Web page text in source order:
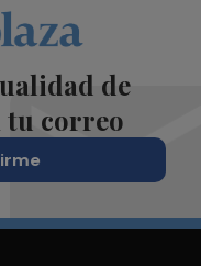
de
tu correo